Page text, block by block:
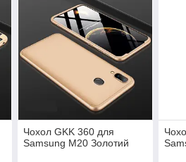
Чохол GKK 360 для
Samsung M20 Золотий